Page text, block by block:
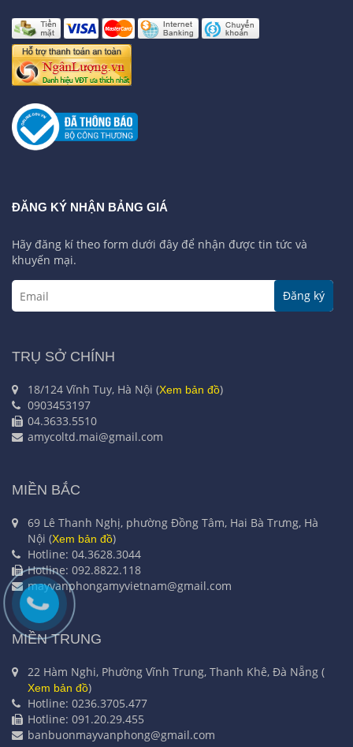
ĐĂNG KÝ NHẬN BẢNG GIÁ
Hãy đăng kí theo form dưới đây để nhận được tin tức và
khuyến mại.
Đăng ký
TRỤ SỞ CHÍNH
18/124 Vĩnh Tuy, Hà Nội (Xem bản đồ)
0903453197
04.3633.5510
amycoltd.mai@gmail.com
MIỀN BẮC
69 Lê Thanh Nghị, phường Đồng Tâm, Hai Bà Trưng, Hà
Nội (Xem bản đồ)
Hotline: 04.3628.3044
Hotline: 092.8822.118
mayvanphongamyvietnam@gmail.com
MIỀN TRUNG
22 Hàm Nghi, Phường Vĩnh Trung, Thanh Khê, Đà Nẵng (
Xem bản đồ)
Hotline: 0236.3705.477
Hotline: 091.20.29.455
banbuonmayvanphong@gmail.com